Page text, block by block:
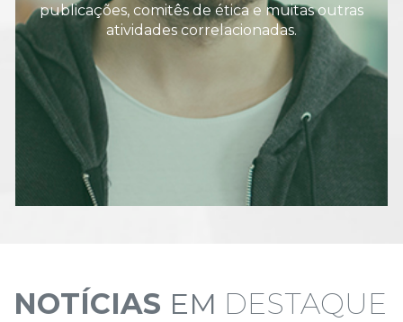
publicações, comitês de ética e muitas outras
atividades correlacionadas.
NOTÍCIAS EM DESTAQUE